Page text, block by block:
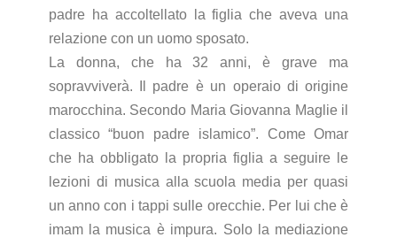
padre ha accoltellato la figlia che aveva una
relazione con un uomo sposato.
La donna, che ha 32 anni, è grave ma
sopravviverà. Il padre è un operaio di origine
marocchina. Secondo Maria Giovanna Maglie il
classico “buon padre islamico”. Come Omar
che ha obbligato la propria figlia a seguire le
lezioni di musica alla scuola media per quasi
un anno con i tappi sulle orecchie. Per lui che è
imam la musica è impura. Solo la mediazione